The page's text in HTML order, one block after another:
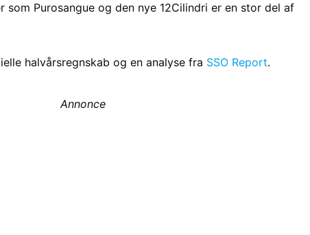
Purosangue og den nye 12Cilindri er en stor del af
halvårsregnskab og en analyse fra SSO Report.
Annonce